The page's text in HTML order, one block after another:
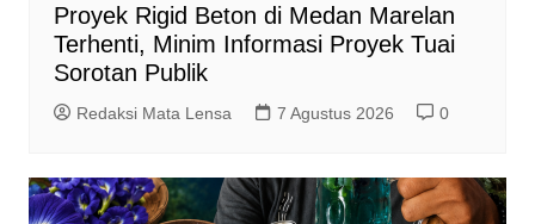
Proyek Rigid Beton di Medan Marelan
Terhenti, Minim Informasi Proyek Tuai
Sorotan Publik
Redaksi Mata Lensa 7 Agustus 2026 0